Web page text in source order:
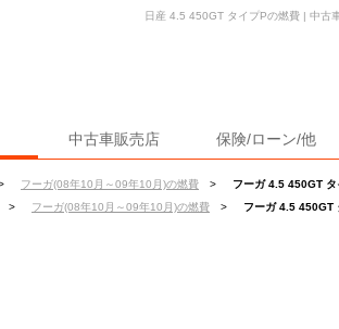
中古車販売店 保険/ローン/他
フーガ(08年10月～09年10月)の燃費 >
フーガ 4.5 450GT
> フーガ(08年10月～09年10月)の燃費 > フーガ 4.5 450GT
日産 4.5 450GT タイプPの燃費 | 中古